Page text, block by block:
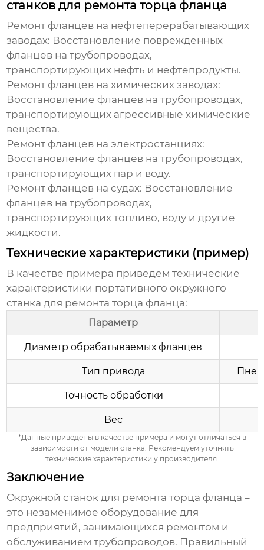
станков для ремонта торца фланца
Ремонт фланцев на нефтеперерабатывающих
заводах: Восстановление поврежденных
фланцев на трубопроводах,
транспортирующих нефть и нефтепродукты.
Ремонт фланцев на химических заводах:
Восстановление фланцев на трубопроводах,
транспортирующих агрессивные химические
вещества.
Ремонт фланцев на электростанциях:
Восстановление фланцев на трубопроводах,
транспортирующих пар и воду.
Ремонт фланцев на судах: Восстановление
фланцев на трубопроводах,
транспортирующих топливо, воду и другие
жидкости.
Технические характеристики (пример)
В качестве примера приведем технические
характеристики портативного окружного
станка для ремонта торца фланца:
Параметр
Диаметр обрабатываемых фланцев
Тип привода
Точность обработки
Вес
*Данные приведены в качестве примера и могут отличаться в
зависимости от модели станка. Рекомендуем уточнять
технические характеристики у производителя.
Заключение
Окружной станок для ремонта торца фланца –
это незаменимое оборудование для
предприятий, занимающихся ремонтом и
обслуживанием трубопроводов. Правильный